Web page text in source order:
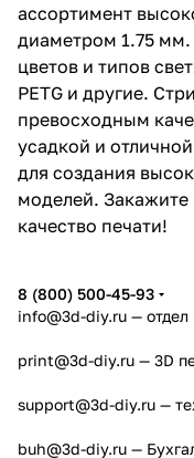
ассортимент
диаметром 1.75
цветов и типов
PETG и другие.
превосходным
усадкой и
для создания
моделей.
качество печати!
8 (800) 500-45-93
info@3d-diy.ru —
print@3d-diy.ru — 3D
support@3d-diy.ru —
buh@3d-diy.ru —